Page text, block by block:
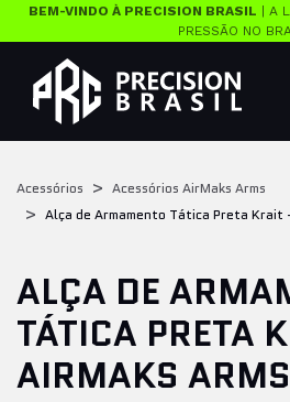
BEM-VINDO À PRECISION BRASIL | A
PRESSÃO NO
Acessórios
Acessórios AirMaks Arms
Alça de Armamento Tática Preta Krait
ALÇA DE
TÁTICA PRETA
AIRMAKS ARMS